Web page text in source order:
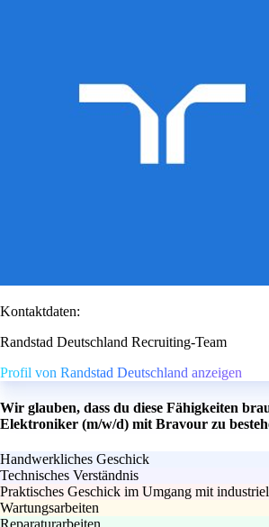
Kontaktdaten:
Randstad Deutschland Recruiting-Team
Profil von Randstad Deutschland anzeigen
Wir glauben, dass du diese Fähigkeiten
Elektroniker (m/w/d) mit Bravour zu
Handwerkliches Geschick
Technisches Verständnis
Praktisches Geschick im Umgang mit
Wartungsarbeiten